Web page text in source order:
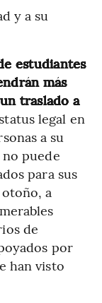
y a su
estudiantes
más
traslado a
legal en
a su
puede
para sus
a
de
por
han visto